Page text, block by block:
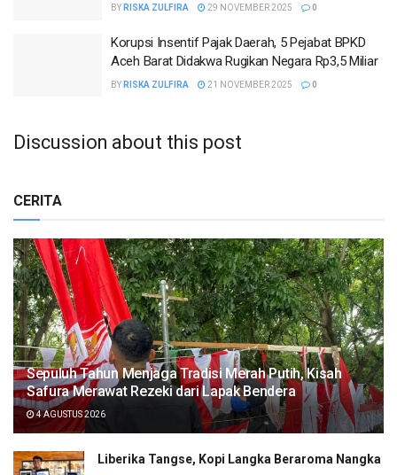
BY RISKA ZULFIRA 29 NOVEMBER 2025 0
Korupsi Insentif Pajak Daerah, 5 Pejabat BPKD
Aceh Barat Didakwa Rugikan Negara Rp3,5 Miliar
BY RISKA ZULFIRA 21 NOVEMBER 2025 0
Discussion about this post
CERITA
Sepuluh Tahun Menjaga Tradisi Merah Putih, Kisah
Safura Merawat Rezeki dari Lapak Bendera
4 AGUSTUS 2026
Liberika Tangse, Kopi Langka Beraroma Nangka